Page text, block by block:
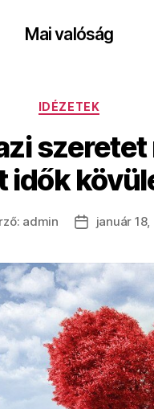
Mai valóság
Kategóriák
IDÉZETEK
szeretet
idők
admin
Bejegyzés
január 18,